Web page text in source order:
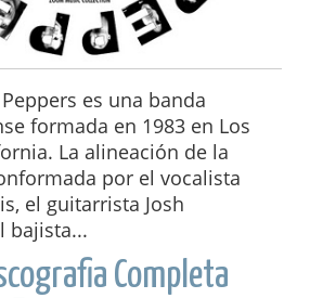
es una banda
formada en 1983 en Los
La alineación de la
por el vocalista
el guitarrista Josh
bajista...
Completa